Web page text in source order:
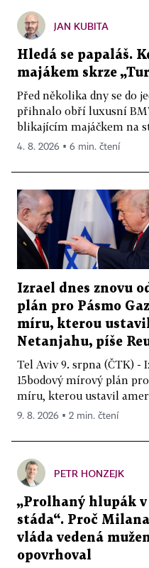
JAN KUBITA
Hledá se papaláš.
majákem skrze
Před několika dny se do
přihnalo obří luxusní
blikajícím majáčkem na
4. 8. 2026 ▪ 6 min. čtení
Izrael dnes znovu
plán pro Pásmo
míru, kterou
Netanjahu, píše
Tel Aviv 9. srpna (ČTK) -
15bodový mírový plán
míru, kterou ustavil
9. 8. 2026 ▪ 2 min. čtení
PETR HONZEJK
„Prolhaný hlupák
stáda“. Proč
vláda vedená
opovrhoval